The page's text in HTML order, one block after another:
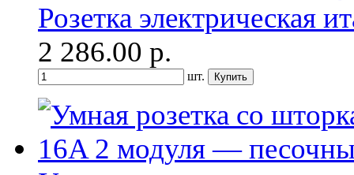
Розетка электрическая
2 286.00 р.
шт.